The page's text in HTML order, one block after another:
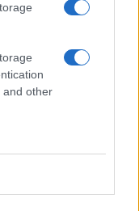
and other